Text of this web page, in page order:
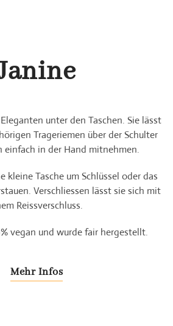
unter den Taschen. Sie lässt
Trageriemen über der Schulter
einfach in der Hand mitnehmen.
kleine Tasche um Schlüssel oder das
Verschliessen lässt sie sich mit
Reissverschluss.
vegan und wurde fair hergestellt.
Mehr Infos